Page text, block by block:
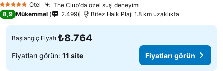
5 Yıldız Otel The Club'da özel suşi deneyimi
8,9 Mükemmel 2.499 Bitez Halk Plajı 1.8 km uzaklıkta
Başlangıç Fiyatı ₺8.764
Fiyatları görün: 11 site Fiyatları görün